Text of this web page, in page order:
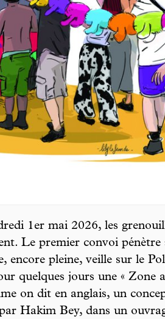
1er mai 2026, les
Le premier convoi pénètre
pleine, veille sur le
quelques jours une « Zone
on dit en anglais, un
Hakim Bey, dans un